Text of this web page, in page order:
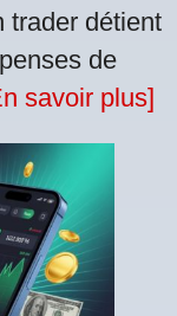
trader détient
de
savoir plus]